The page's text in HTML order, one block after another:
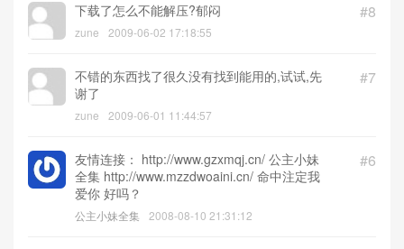
#8
下载了怎么不能解压?郁闷
zune 2009-06-02 17:18:55
#7
不错的东西找了很久没有找到能用的,试试,先
谢了
zune 2009-06-01 11:44:57
#6
友情连接： http://www.gzxmqj.cn/ 公主小妹
全集 http://www.mzzdwoaini.cn/ 命中注定我
爱你 好吗？
公主小妹全集 2008-08-10 21:31:12